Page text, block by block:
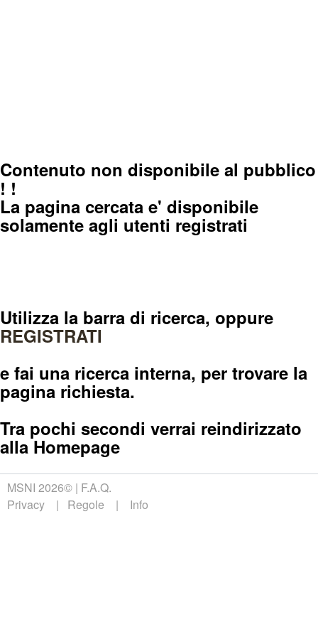
Contenuto non disponibile al pubblico
! !
La pagina cercata e' disponibile
solamente agli utenti registrati
Utilizza la barra di ricerca, oppure
REGISTRATI
e fai una ricerca interna, per trovare la
pagina richiesta.
Tra pochi secondi verrai reindirizzato
alla Homepage
MSNI 2026© F.A.Q.
Privacy
Regole Info